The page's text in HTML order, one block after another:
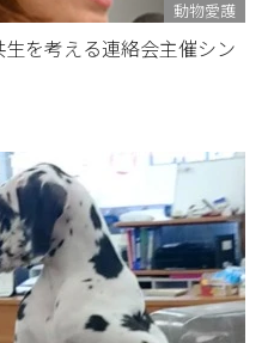
動物愛護
を考える連絡会主催シン